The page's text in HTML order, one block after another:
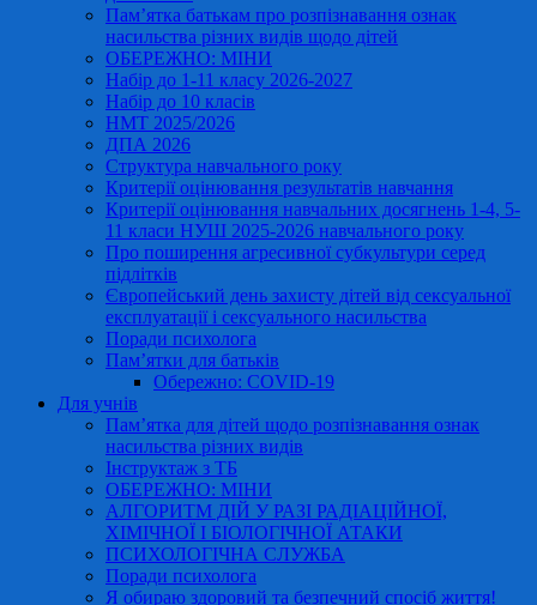
Пам’ятка батькам про розпізнавання ознак
насильства різних видів щодо дітей
ОБЕРЕЖНО: МІНИ
Набір до 1-11 класу 2026-2027
Набір до 10 класів
НМТ 2025/2026
ДПА 2026
Структура навчального року
Критерії оцінювання результатів навчання
Критерії оцінювання навчальних досягнень 1-4, 5-
11 класи НУШ 2025-2026 навчального року
Про поширення агресивної субкультури серед
підлітків
Європейський день захисту дітей від сексуальної
експлуатації і сексуального насильства
Поради психолога
Пам’ятки для батьків
Обережно: COVID-19
Для учнів
Пам’ятка для дітей щодо розпізнавання ознак
насильства різних видів
Інструктаж з ТБ
ОБЕРЕЖНО: МІНИ
АЛГОРИТМ ДІЙ У РАЗІ РАДІАЦІЙНОЇ,
ХІМІЧНОЇ І БІОЛОГІЧНОЇ АТАКИ
ПСИХОЛОГІЧНА СЛУЖБА
Поради психолога
Я обираю здоровий та безпечний спосіб життя!